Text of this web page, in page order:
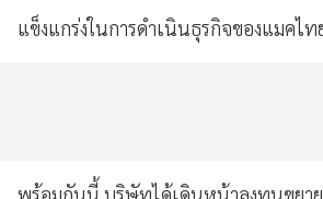
แข็งแกร่งในการดำเนินธุรกิจของแมคไท